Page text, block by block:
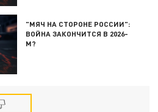
"МЯЧ НА СТОРОНЕ РОССИИ":
ВОЙНА ЗАКОНЧИТСЯ В 2026-
М?